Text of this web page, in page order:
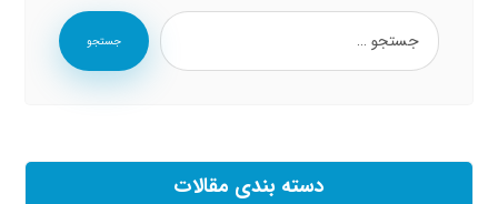
جستجو
دسته بندی مقالات